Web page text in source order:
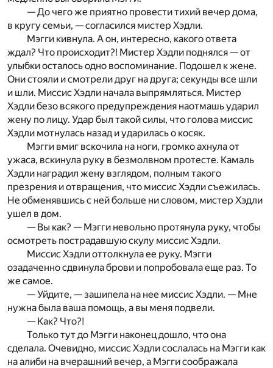
— До чего же приятно провести тихий вечер дома,
в кругу семьи, — согласился мистер Хэдли.
Мэгги кивнула. А он, интересно, какого ответа
ждал? Что происходит?! Мистер Хэдли поднялся — от
улыбки осталось одно воспоминание. Подошел к жене.
Они стояли и смотрели друг на друга; секунды все шли
и шли. Миссис Хэдли начала выпрямляться. Мистер
Хэдли безо всякого предупреждения наотмашь ударил
жену по лицу. Удар был такой силы, что голова миссис
Хэдли мотнулась назад и ударилась о косяк.
Мэгги вмиг вскочила на ноги, громко ахнула от
ужаса, вскинула руку в безмолвном протесте. Камаль
Хэдли наградил жену взглядом, полным такого
презрения и отвращения, что миссис Хэдли съежилась.
Не обменявшись с ней больше ни словом, мистер Хэдли
ушел в дом.
— Вы как? — Мэгги невольно протянула руку, чтобы
осмотреть пострадавшую скулу миссис Хэдли.
Миссис Хэдли оттолкнула ее руку. Мэгги
озадаченно сдвинула брови и попробовала еще раз. То
же самое.
— Уйдите, — зашипела на нее миссис Хэдли. — Мне
нужна была ваша помощь, а вы меня подвели.
— Как? Что?!
Только тут до Мэгги наконец дошло, что она
сделала. Очевидно, миссис Хэдли сослалась на Мэгги как
на алиби на вчерашний вечер, а Мэгги соображала